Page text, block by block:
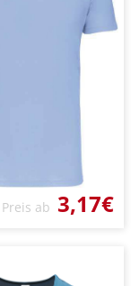
Preis ab 3,17€